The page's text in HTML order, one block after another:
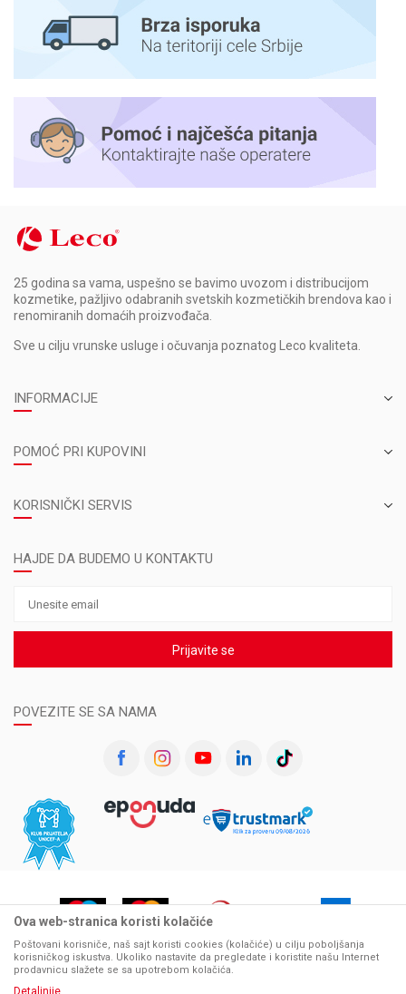
25 godina sa vama, uspešno se bavimo uvozom i distribucijom
kozmetike, pažljivo odabranih svetskih kozmetičkih brendova kao i
renomiranih domaćih proizvođača.
Sve u cilju vrunske usluge i očuvanja poznatog Leco kvaliteta.
INFORMACIJE
POMOĆ PRI KUPOVINI
KORISNIČKI SERVIS
HAJDE DA BUDEMO U KONTAKTU
Prijavite se
POVEZITE SE SA NAMA
Ova web-stranica koristi kolačiće
Poštovani korisniče, naš sajt koristi cookies (kolačiće) u cilju poboljšanja
korisničkog iskustva. Ukoliko nastavite da pregledate i koristite našu Internet
prodavnicu slažete se sa upotrebom kolačića.
Detaljnije